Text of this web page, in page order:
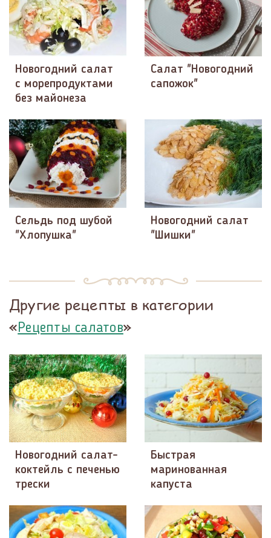
Новогодний салат
с морепродуктами
без майонеза
Салат "Новогодний
сапожок"
Сельдь под шубой
"Хлопушка"
Новогодний салат
"Шишки"
Другие рецепты в категории
«Рецепты салатов»
Новогодний салат-
коктейль с печенью
трески
Быстрая
маринованная
капуста